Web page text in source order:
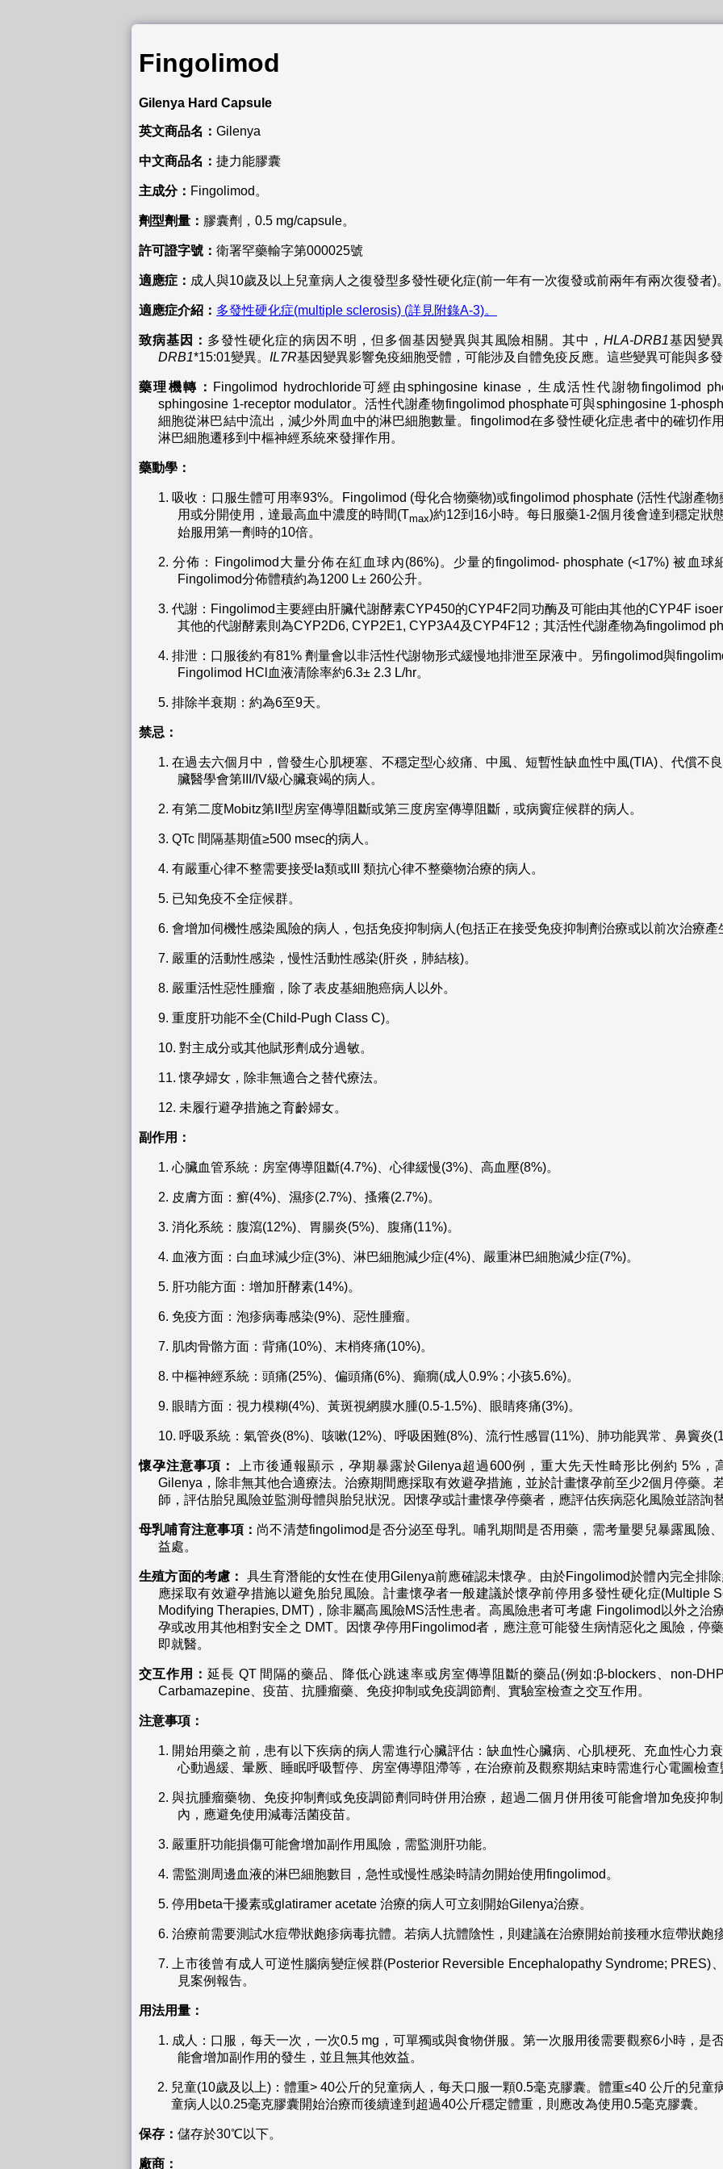
Fingolimod
Gilenya Hard Capsule
英文商品名： Gilenya
中文商品名： 捷力能膠囊
主成分： Fingolimod。
劑型劑量： 膠囊劑，0.5 mg/capsule。
許可證字號： 衛署罕藥輸字第000025號
適應症： 成人與10歲及以上兒童病人之復發型多發性硬化症(前一年有一次復發或前兩年有兩次復發者)
適應症介紹： 多發性硬化症(multiple sclerosis) (詳見附錄A-3)。
致病基因： 多發性硬化症的病因不明，但多個基因變異與其風險相關。其中，HLA-DRB1基因變
DRB1*15:01變異。 IL7R基因變異影響免疫細胞受體，可能涉及自體免疫反應。這些變異可能與多
藥理機轉： Fingolimod hydrochloride可經由sphingosine kinase，生成活性代謝物fingolimod
sphingosine 1-receptor modulator。活性代謝產物fingolimod phosphate可與sphingosine 1-
細胞從淋巴結中流出，減少外周血中的淋巴細胞數量。fingolimod在多發性硬化症患者中的確切作
淋巴細胞遷移到中樞神經系統來發揮作用。
藥動學：
1. 吸收：口服生體可用率93%。Fingolimod (母化合物藥物)或fingolimod phosphate (活性代謝產
用或分開使用，達最高血中濃度的時間(Tmax)約12到16小時。每日服藥1-2個月後會達到穩定狀
始服用第一劑時的10倍。
2.分佈：Fingolimod大量分佈在紅血球內(86%)。少量的fingolimod- phosphate (<17%) 被血
Fingolimod分佈體積約為1200 L± 260公升。
3. 代謝：Fingolimod主要經由肝臟代謝酵素CYP450的CYP4F2同功酶及可能由其他的CYP4F
其他的代謝酵素則為CYP2D6, CYP2E1, CYP3A4及CYP4F12；其活性代謝產物為fingolimod
4. 排泄：口服後約有81% 劑量會以非活性代謝物形式緩慢地排泄至尿液中。另fingolimod與
Fingolimod HCl血液清除率約6.3± 2.3 L/hr。
5. 排除半衰期：約為6至9天。
禁忌：
1.在過去六個月中，曾發生心肌梗塞、不穩定型心絞痛、中風、短暫性缺血性中風(TIA)、代償不
臟醫學會第III/IV級心臟衰竭的病人。
2. 有第二度Mobitz第II型房室傳導阻斷或第三度房室傳導阻斷，或病竇症候群的病人。
3. QTc 間隔基期值≥500 msec的病人。
4. 有嚴重心律不整需要接受Ia類或III 類抗心律不整藥物治療的病人。
5. 已知免疫不全症候群。
6. 會增加伺機性感染風險的病人，包括免疫抑制病人(包括正在接受免疫抑制劑治療或以前次治療產
7. 嚴重的活動性感染，慢性活動性感染(肝炎，肺結核)。
8. 嚴重活性惡性腫瘤，除了表皮基細胞癌病人以外。
9. 重度肝功能不全(Child-Pugh Class C)。
10. 對主成分或其他賦形劑成分過敏。
11.懷孕婦女，除非無適合之替代療法。
12. 未履行避孕措施之育齡婦女。
副作用：
1. 心臟血管系統：房室傳導阻斷(4.7%)、心律緩慢(3%)、高血壓(8%)。
2. 皮膚方面：癬(4%)、濕疹(2.7%)、搔癢(2.7%)。
3. 消化系統：腹瀉(12%)、胃腸炎(5%)、腹痛(11%)。
4. 血液方面：白血球減少症(3%)、淋巴細胞減少症(4%)、嚴重淋巴細胞減少症(7%)。
5. 肝功能方面：增加肝酵素(14%)。
6. 免疫方面：泡疹病毒感染(9%)、惡性腫瘤。
7. 肌肉骨骼方面：背痛(10%)、末梢疼痛(10%)。
8. 中樞神經系統：頭痛(25%)、偏頭痛(6%)、癲癇(成人0.9% ; 小孩5.6%)。
9. 眼睛方面：視力模糊(4%)、黃斑視網膜水腫(0.5-1.5%)、眼睛疼痛(3%)。
10. 呼吸系統：氣管炎(8%)、咳嗽(12%)、呼吸困難(8%)、流行性感冒(11%)、肺功能異常、鼻竇炎
懷孕注意事項：
上市後通報顯示，孕期暴露於Gilenya超過600例，重大先天性畸形比例約 5%，
Gilenya，除非無其他合適療法。治療期間應採取有效避孕措施，並於計畫懷孕前至少2個月停藥。
師，評估胎兒風險並監測母體與胎兒狀況。因懷孕或計畫懷孕停藥者，應評估疾病惡化風險並諮詢
母乳哺育注意事項： 尚不清楚fingolimod是否分泌至母乳。哺乳期間是否用藥，需考量嬰兒暴露風險
益處。
生殖方面的考慮：
具生育潛能的女性在使用Gilenya前應確認未懷孕。由於Fingolimod於體內完全排
應採取有效避孕措施以避免胎兒風險。計畫懷孕者一般建議於懷孕前停用多發性硬化症(Multiple
Modifying Therapies, DMT)，除非屬高風險MS活性患者。高風險患者可考慮 Fingolimod以外之治
孕或改用其他相對安全之 DMT。因懷孕停用Fingolimod者，應注意可能發生病情惡化之風險，停
即就醫。
交互作用： 延長 QT 間隔的藥品、降低心跳速率或房室傳導阻斷的藥品(例如:β-blockers、non-
Carbamazepine、疫苗、抗腫瘤藥、免疫抑制或免疫調節劑、實驗室檢查之交互作用。
注意事項：
1. 開始用藥之前，患有以下疾病的病人需進行心臟評估：缺血性心臟病、心肌梗死、充血性心力
心動過緩、暈厥、睡眠呼吸暫停、房室傳導阻滯等，在治療前及觀察期結束時需進行心電圖檢查
2.與抗腫瘤藥物、免疫抑制劑或免疫調節劑同時併用治療，超過二個月併用後可能會增加免疫抑
內，應避免使用減毒活菌疫苗。
3. 嚴重肝功能損傷可能會增加副作用風險，需監測肝功能。
4. 需監測周邊血液的淋巴細胞數目，急性或慢性感染時請勿開始使用fingolimod。
5. 停用beta干擾素或glatiramer acetate 治療的病人可立刻開始Gilenya治療。
6. 治療前需要測試水痘帶狀皰疹病毒抗體。若病人抗體陰性，則建議在治療開始前接種水痘帶狀皰
7.
上市後曾有成人可逆性腦病變症候群(Posterior Reversible Encephalopathy Syndrome; PRES)
見案例報告。
用法用量：
1. 成人：口服，每天一次，一次0.5 mg，可單獨或與食物併服。第一次服用後需要觀察6小時，是
能會增加副作用的發生，並且無其他效益。
兒童(10歲及以上)：體重> 40公斤的兒童病人，每天口服一顆0.5毫克膠囊。體重≤40 公斤的兒童
童病人以0.25毫克膠囊開始治療而後續達到超過40公斤穩定體重，則應改為使用0.5毫克膠囊。
保存： 儲存於30℃以下。
廠商：